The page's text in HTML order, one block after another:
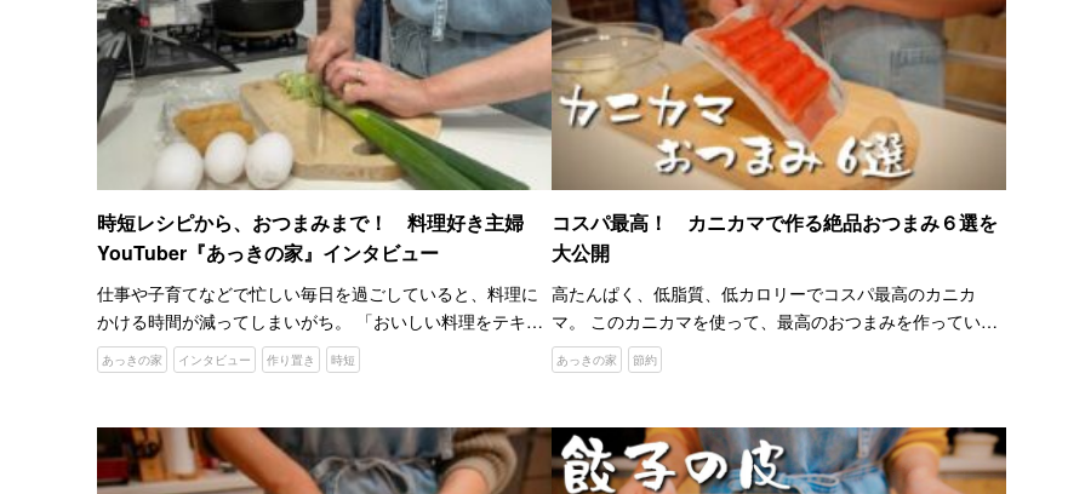
時短レシピから、おつまみまで！ 料理好き主婦
YouTuber『あっきの家』インタビュー
仕事や子育てなどで忙しい毎日を過ごしていると、料理に
かける時間が減ってしまいがち。 「おいしい料理をテキパ
キと作れるようになりたい！」というあなたにオススメな
のが、YouTubeチャンネル『あっきの家』です。 作り置き
あっきの家 インタビュー 作り置き 時短
コスパ最高！ カニカマで作る絶品おつまみ６選を
大公開
高たんぱく、低脂質、低カロリーでコスパ最高のカニカ
マ。 このカニカマを使って、最高のおつまみを作っている
のは、YouTubeチャンネル『あっきの家』です。 これから
紹介する動画では、カニカマを使ったおつまみを６つ紹介
あっきの家 節約
１００均のプラ板と除光液でで
きた！ 好きな絵柄や写真を転
写する方法がこちら
2024.04.12
「またハズレだった…」 食べ
る前に『固いオクラ』を見分け
る方法に、なるほど！
2022.08.08
YouTube初心者でも使いこなせ
る方法を解説【2024年最新版】
2024.06.28
する方法はある？
2024.07.17